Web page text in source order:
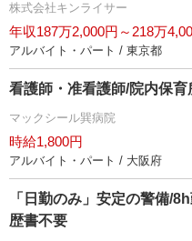
株式会社キンライサー
年収187万2,000円～218万
アルバイト・パート / 東京都
看護師・准看護師/院内保
マックシール巽病院
時給1,800円
アルバイト・パート / 大阪府
「日勤のみ」安定の警備/
歴書不要